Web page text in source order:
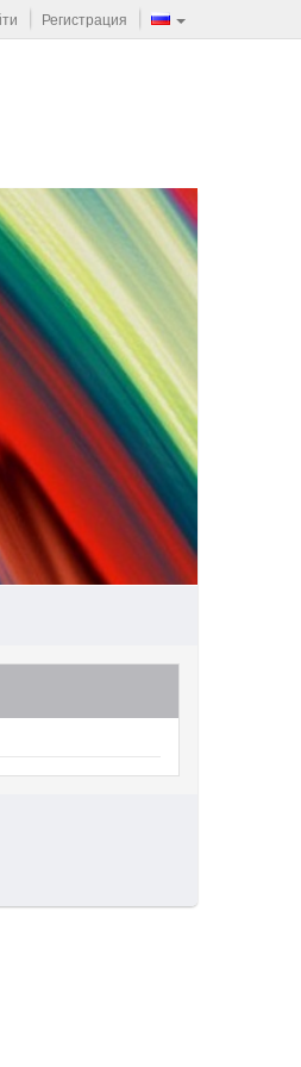
Регистрация